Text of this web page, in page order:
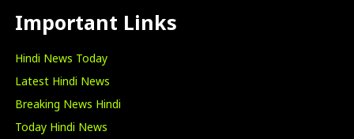
Important Links
Hindi News Today
Latest Hindi News
Breaking News Hindi
Today Hindi News